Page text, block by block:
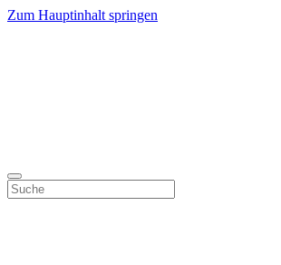
Zum Hauptinhalt springen